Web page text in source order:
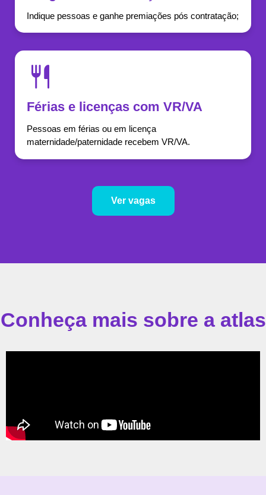
Indique pessoas e ganhe premiações pós contratação;
Férias e licenças com VR/VA
Pessoas em férias ou em licença
maternidade/paternidade recebem VR/VA.
Ver vagas
Conheça mais sobre a atlas